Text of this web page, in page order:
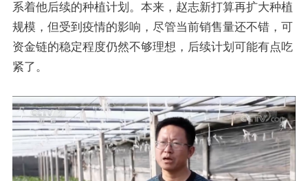
系着他后续的种植计划。本来，赵志新打算再扩大种植
规模，但受到疫情的影响，尽管当前销售量还不错，可
资金链的稳定程度仍然不够理想，后续计划可能有点吃
紧了。